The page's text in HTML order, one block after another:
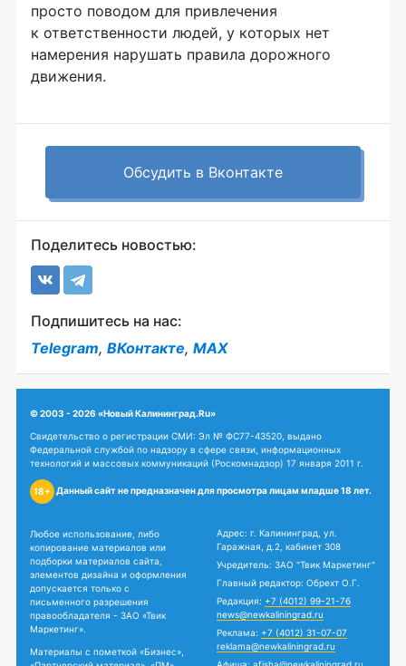
просто поводом для привлечения
к ответственности людей, у которых нет
намерения нарушать правила дорожного
движения.
Обсудить в Вконтакте
Поделитесь новостью:
Подпишитесь на нас:
Telegram, ВКонтакте, MAX
© 2003 - 2026 «Новый Калининград.Ru»
Свидетельство о регистрации СМИ: Эл № ФС77-43520, выдано
Федеральной службой по надзору в сфере связи, информационных
технологий и массовых коммуникаций (Роскомнадзор) 17 января 2011 г.
18+ Данный сайт не предназначен для просмотра лицам младше 18 лет.
Любое использование, либо
копирование материалов или
подборки материалов сайта,
элементов дизайна и оформления
допускается только с
письменного разрешения
правообладателя - ЗАО «Твик
Маркетинг».
Материалы с пометкой «Бизнес»,
Адрес: г. Калининград, ул.
Гаражная, д.2, кабинет 308
Учредитель: ЗАО "Твик Маркетинг"
Главный редактор: Обрехт О.Г.
Редакция: +7 (4012) 99-21-76
news@newkaliningrad.ru
Реклама: +7 (4012) 31-07-07
reklama@newkaliningrad.ru
Афиша: afisha@newkaliningrad.ru